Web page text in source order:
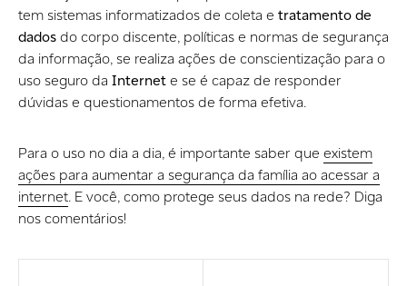
tem sistemas informatizados de coleta e tratamento de
dadosdo corpo discente, políticas e normas de segurança
da informação, se realiza ações de conscientização para o
uso seguro da Internete se é capaz de responder
dúvidas e questionamentos de forma efetiva.
Para o uso no dia a dia, é importante saber que existem
ações para aumentar a segurança da família ao acessar a
internet. E você, como protege seus dados na rede? Diga
nos comentários!